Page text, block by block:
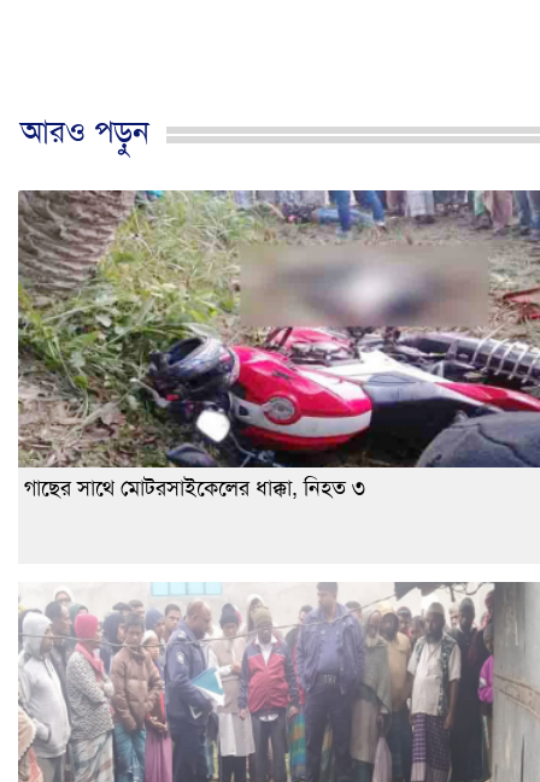
আরও পড়ুন
গাছের সাথে মোটরসাইকেলের ধাক্কা, নিহত ৩